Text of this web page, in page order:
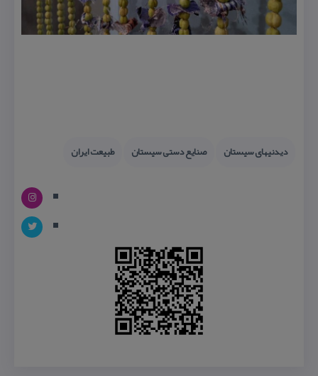
دیدنیهای سیستان صنایع دستی سیستان طبیعت ایران